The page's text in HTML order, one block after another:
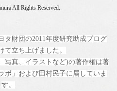
All Rights Reserved.
タ財団の2011年度研究助成プログ
て立ち上げました。
写真、イラストなど)の著作権は著
ボ」および田村民子に属していま
す。